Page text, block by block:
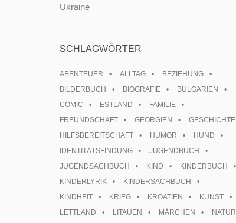
Ukraine
SCHLAGWÖRTER
ABENTEUER ALLTAG
BEZIEHUNG
BILDERBUCH
BIOGRAFIE
BULGARIEN
COMIC
ESTLAND
FAMILIE
FREUNDSCHAFT
GEORGIEN
GESCHICHTE
HILFSBEREITSCHAFT
HUMOR
HUND
IDENTITÄTSFINDUNG
JUGENDBUCH
JUGENDSACHBUCH
KIND
KINDERBUCH
KINDERLYRIK
KINDERSACHBUCH
KINDHEIT
KRIEG KROATIEN
KUNST
LETTLAND
LITAUEN MÄRCHEN
NATUR